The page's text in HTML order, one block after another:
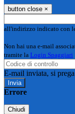
button close ×
all'indirizzo indicato con
Non hai una e-mail
tramite la Login Spaggiari
E-mail inviata, si
Errore
Chiudi